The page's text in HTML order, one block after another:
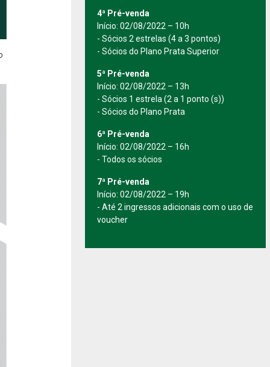
4ª Pré-venda
Início: 02/08/2022 – 10h
- Sócios 2 estrelas (4 a 3 pontos)
- Sócios do Plano Prata Superior
5ª Pré-venda
Início: 02/08/2022 – 13h
- Sócios 1 estrela (2 a 1 ponto (s))
- Sócios do Plano Prata
6ª Pré-venda
Início: 02/08/2022 – 16h
- Todos os sócios
7ª Pré-venda
Início: 02/08/2022 – 19h
- Até 2 ingressos adicionais com o uso de
voucher